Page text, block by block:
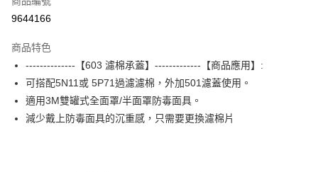
超商取貨付款
街口支付
運送方式
9644166
商品特色
--------------【603 濾棉承蓋】-------------【商品應用】:
可搭配5N11或 5P71過濾濾棉，外加501濾蓋使用。
適用3M雙罐式全面罩/半面罩防毒面具。
減少戴上防毒面具的沉重感，只需要更換濾棉片